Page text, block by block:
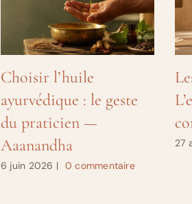
Choisir l’huile
ayurvédique : le geste
du praticien —
Aaanandha
6 juin 2026 | 0 commentaire
27